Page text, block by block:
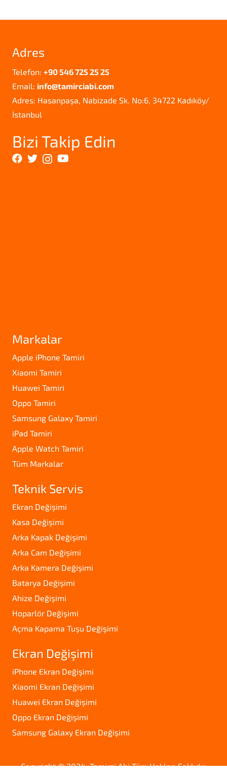
Adres
Telefon: +90 546 725 25 25
Email: info@tamirciabi.com
Adres: Hasanpaşa, Nabizade Sk. No:6, 34722 Kadıköy/
İstanbul
Bizi Takip Edin
Markalar
Apple iPhone Tamiri
Xiaomi Tamiri
Huawei Tamiri
Oppo Tamiri
Samsung Galaxy Tamiri
iPad Tamiri
Apple Watch Tamiri
Tüm Markalar
Teknik Servis
Ekran Değişimi
Kasa Değişimi
Arka Kapak Değişimi
Arka Cam Değişimi
Arka Kamera Değişimi
Batarya Değişimi
Ahize Değişimi
Hoparlör Değişimi
Açma Kapama Tuşu Değişimi
Ekran Değişimi
iPhone Ekran Değişimi
Xiaomi Ekran Değişimi
Huawei Ekran Değişimi
Oppo Ekran Değişimi
Samsung Galaxy Ekran Değişimi
Copyright © 2024. Tamirci Abi Tüm Hakları Saklıdır.